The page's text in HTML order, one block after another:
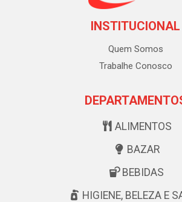
INSTITUCIONAL
Quem Somos
Trabalhe Conosco
ALIMENTOS
BAZAR
BEBIDAS
HIGIENE, BELEZA E